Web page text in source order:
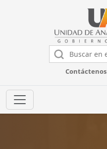
Contáctenos